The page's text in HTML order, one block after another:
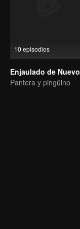
10 episodios
Enjaulado de Nuevo
Pantera y pingüino